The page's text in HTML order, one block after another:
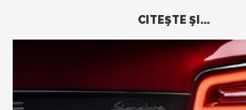
CITEŞTE ŞI...